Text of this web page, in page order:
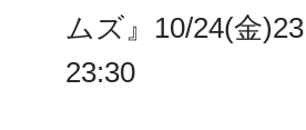
ムズ』10/24(金
23:30